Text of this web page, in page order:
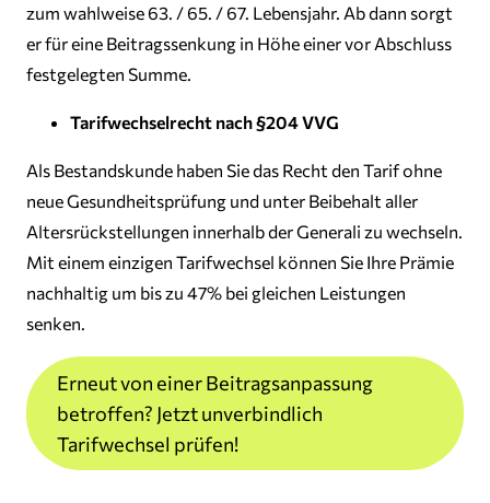
zum wahlweise 63. / 65. / 67. Lebensjahr. Ab dann sorgt
er für eine Beitragssenkung in Höhe einer vor Abschluss
festgelegten Summe.
Tarifwechselrecht nach §204 VVG
Als Bestandskunde haben Sie das Recht den Tarif ohne
neue Gesundheitsprüfung und unter Beibehalt aller
Altersrückstellungen innerhalb der Generali zu wechseln.
Mit einem einzigen Tarifwechsel können Sie Ihre Prämie
nachhaltig um bis zu 47% bei gleichen Leistungen
senken.
Erneut von einer Beitragsanpassung
betroffen? Jetzt unverbindlich
Tarifwechsel prüfen!